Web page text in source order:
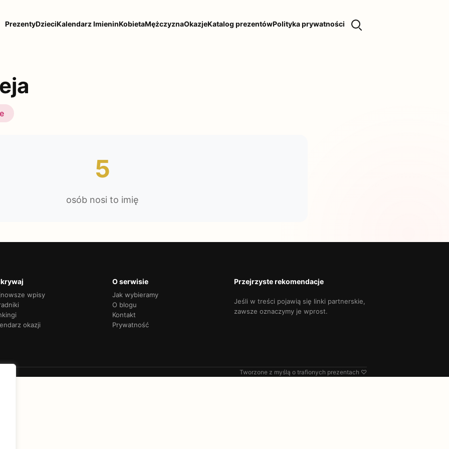
PrezentyDzieciKalendarz ImieninKobietaMężczyznaOkazjeKatalog prezentówPolityka prywatności
5
osób nosi to imię
wpisy
okazji
O serwisie
Jak wybieramy
O blogu
Kontakt
Prywatność
Przejrzyste rekomendacje
Jeśli w treści pojawią się linki partnerskie,
zawsze oznaczymy je wprost.
Tworzone z myślą o trafionych prezentach ♡